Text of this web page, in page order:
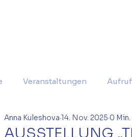
Veranstaltungen
AUSSTELLUNG
Anna Kuleshova 14. Nov. 2025 0